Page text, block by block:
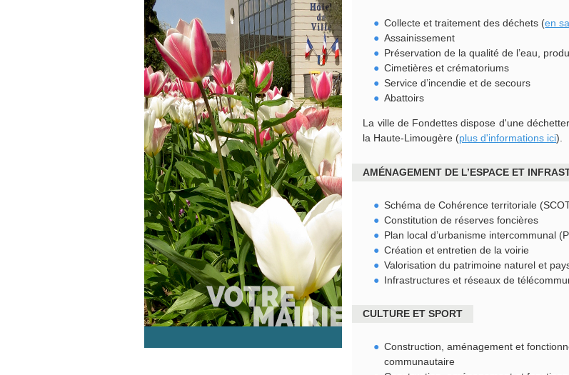
Collecte et traitement des déchets (en
Assainissement
Préservation de la qualité de l’eau,
Cimetières et crématoriums
Service d’incendie et de secours
Abattoirs
La ville de Fondettes dispose d'une
la Haute-Limougère (plus d'informations ici).
AMÉNAGEMENT DE L’ESPACE ET
Schéma de Cohérence territoriale
Constitution de réserves foncières
Plan local d’urbanisme intercommunal
Création et entretien de la voirie
Valorisation du patrimoine naturel et
Infrastructures et réseaux de
CULTURE ET SPORT
Construction, aménagement et
communautaire